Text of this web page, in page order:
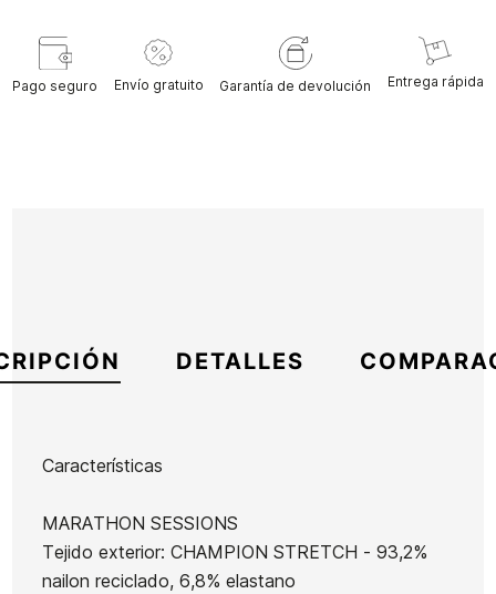
Pago seguro Envío gratuito Garantía de devolución Entrega rápida
DETALLES
Características
MARATHON SESSIONS
Tejido exterior: CHAMPION STRETCH - 93,2%
nailon reciclado, 6,8% elastano
Marca Quiksilver
ReferenciaQS-TRESX54043
En stock 1 Artículos